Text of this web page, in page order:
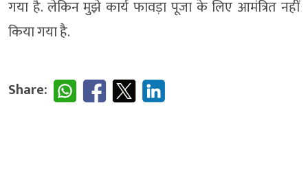
गया है. लेकिन मुझे कार्य फावड़ा पूजा के लिए आमंत्रित नहीं
किया गया है.
Share: